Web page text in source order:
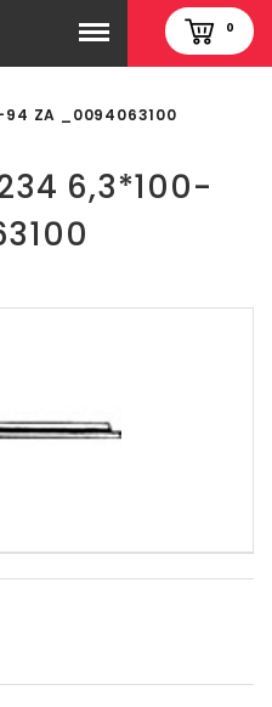
0
94 ZA _0094063100
6,3*100-